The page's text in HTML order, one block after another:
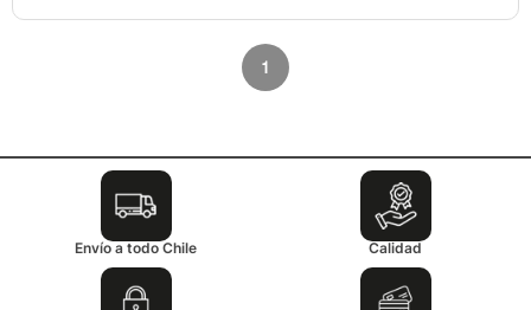
1
Envío a todo Chile Calidad